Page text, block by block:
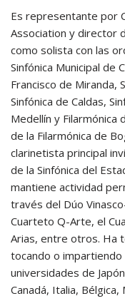
Es representante por
Association y director
como solista con las
Sinfónica Municipal de
Francisco de Miranda,
Sinfónica de Caldas,
Medellín y Filarmónica
de la Filarmónica de
clarinetista principal
de la Sinfónica del
mantiene actividad
través del Dúo
Cuarteto Q-Arte, el
Arias, entre otros. Ha
tocando o
universidades de
Canadá, Italia, Bélgica,